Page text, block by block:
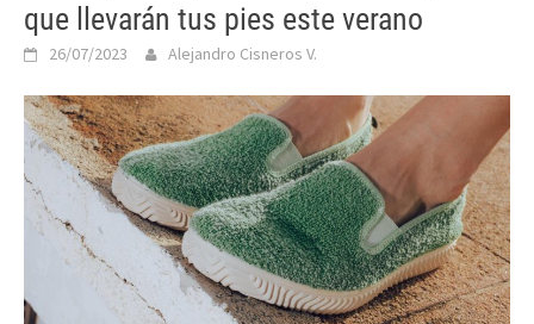
que llevarán tus pies este verano
26/07/2023 Alejandro Cisneros V.